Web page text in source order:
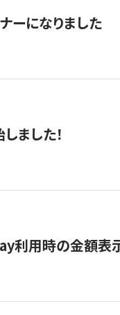
ーになりました
ました！
利用時の金額表